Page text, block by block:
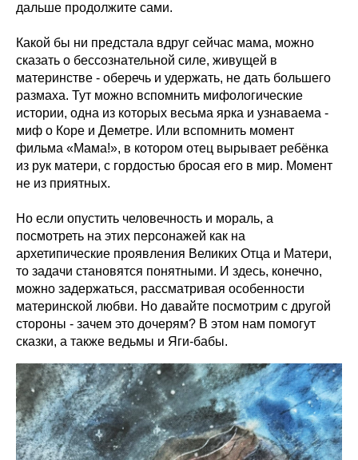
дальше продолжите сами.
Какой бы ни предстала вдруг сейчас мама, можно
сказать о бессознательной силе, живущей в
материнстве - оберечь и удержать, не дать большего
размаха. Тут можно вспомнить мифологические
истории, одна из которых весьма ярка и узнаваема -
миф о Коре и Деметре. Или вспомнить момент
фильма «Мама!», в котором отец вырывает ребёнка
из рук матери, с гордостью бросая его в мир. Момент
не из приятных.
Но если опустить человечность и мораль, а
посмотреть на этих персонажей как на
архетипические проявления Великих Отца и Матери,
то задачи становятся понятными. И здесь, конечно,
можно задержаться, рассматривая особенности
материнской любви. Но давайте посмотрим с другой
стороны - зачем это дочерям? В этом нам помогут
сказки, а также ведьмы и Яги-бабы.